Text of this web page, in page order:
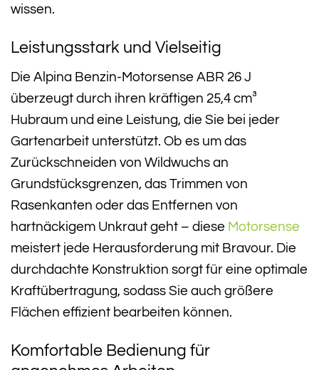
wissen.
Leistungsstark und Vielseitig
Die Alpina Benzin-Motorsense ABR 26 J
überzeugt durch ihren kräftigen 25,4 cm³
Hubraum und eine Leistung, die Sie bei jeder
Gartenarbeit unterstützt. Ob es um das
Zurückschneiden von Wildwuchs an
Grundstücksgrenzen, das Trimmen von
Rasenkanten oder das Entfernen von
hartnäckigem Unkraut geht – diese Motorsense
meistert jede Herausforderung mit Bravour. Die
durchdachte Konstruktion sorgt für eine optimale
Kraftübertragung, sodass Sie auch größere
Flächen effizient bearbeiten können.
Komfortable Bedienung für